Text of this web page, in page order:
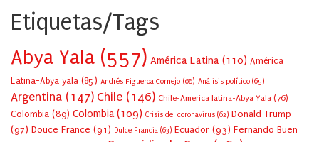
Etiquetas/Tags
Abya Yala (557) América Latina (110) América
Latina-Abya yala (85) Andrés Figueroa Cornejo (68) Análisis político (65)
Argentina (147) Chile (146) Chile-America latina-Abya Yala (76)
Colombia (89) Colombia(109) Crisis del coronavirus (62) Donald Trump
(97) Douce France (91) Dulce Francia (63) Ecuador (93) Fernando Buen